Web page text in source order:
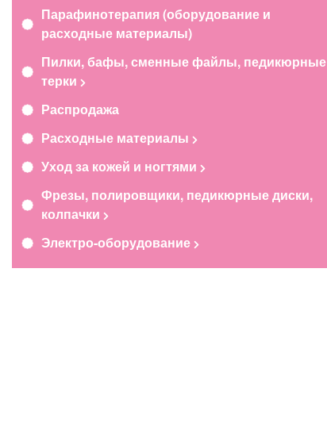
Парафинотерапия (оборудование и
расходные материалы)
Пилки, бафы, сменные файлы, педикюрные
терки
Распродажа
Расходные материалы
Уход за кожей и ногтями
Фрезы, полировщики, педикюрные диски,
колпачки
Электро-оборудование